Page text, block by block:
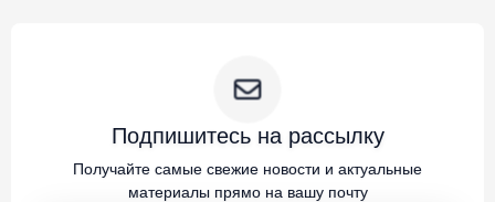
Подпишитесь на рассылку
Получайте самые свежие новости и актуальные
материалы прямо на вашу почту